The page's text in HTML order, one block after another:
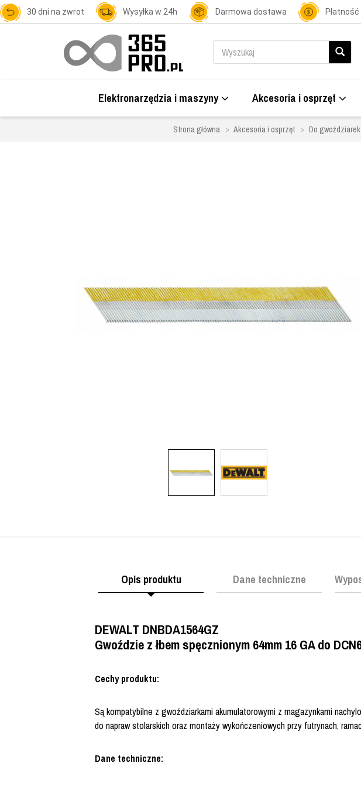
30 dni na zwrot Wysyłka w 24h Darmowa dostawa
Elektronarzędzia i maszyny Akcesoria i osprzęt
Strona główna Akcesoria i osprzęt Do gwoździarek
Opis produktu Dane techniczne
DEWALT DNBDA1564GZ
Gwoździe z łbem spęcznionym 64mm 16 GA do
Cechy produktu:
Są kompatybilne z gwoździarkami akumulatorowymi z magazynkami
do napraw stolarskich oraz montaży wykończeniowych przy futrynach,
Dane techniczne: